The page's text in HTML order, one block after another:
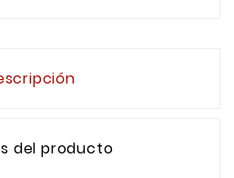
del producto